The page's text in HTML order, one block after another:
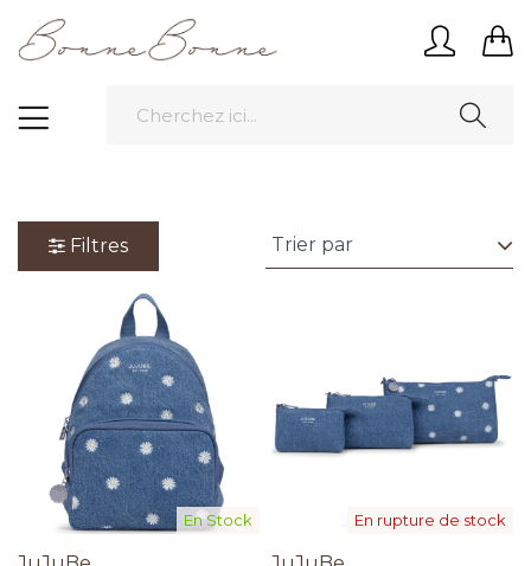
Filtres
En Stock En rupture de stock